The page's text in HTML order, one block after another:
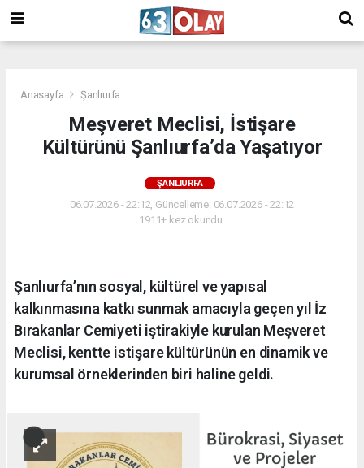
Anasayfa Şanlıurfa
Meşveret Meclisi, İstişare
Kültürünü Şanlıurfa’da Yaşatıyor
ŞANLIURFA
06.07.2026 - 22:12, Güncelleme: 06.07.2026 - 22:12
1911+ kez okundu.
Şanlıurfa’nın sosyal, kültürel ve yapısal
kalkınmasına katkı sunmak amacıyla geçen yıl İz
Bırakanlar Cemiyeti iştirakiyle kurulan Meşveret
Meclisi, kentte istişare kültürünün en dinamik ve
kurumsal örneklerinden biri haline geldi.